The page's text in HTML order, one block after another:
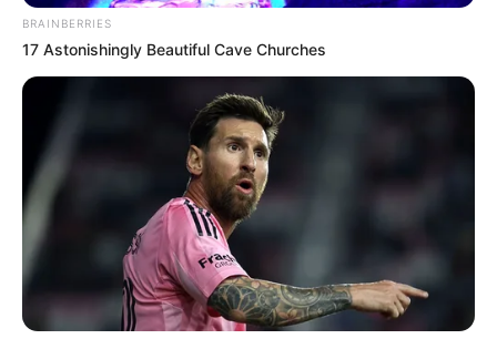
Luís Cláudio Celestino de Sousa, presidente da
FENASCE.
—
Mobilização e unidade
BRAINBERRIES
17 Astonishingly Beautiful Cave Churches